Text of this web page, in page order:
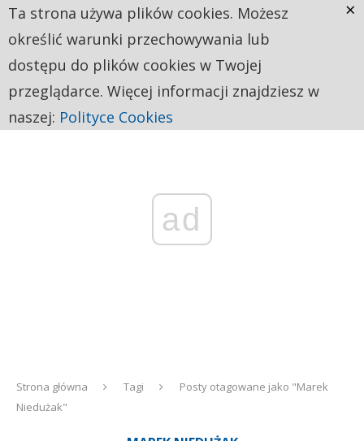
ad
Strona główna Tagi
Posty otagowane jako "Marek
Niedużak"
Ta strona używa plików cookies. Możesz
określić warunki przechowywania lub
dostępu do plików cookies w Twojej
przeglądarce. Więcej informacji znajdziesz w
naszej: Polityce Cookies
×